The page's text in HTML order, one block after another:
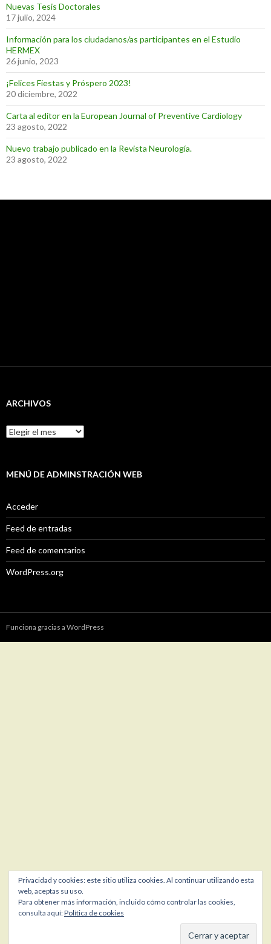
Nuevas Tesis Doctorales
17 julio, 2024
Información para los ciudadanos/as participantes en el Estudio
HERMEX
26 junio, 2023
¡Felices Fiestas y Próspero 2023!
20 diciembre, 2022
Carta al editor en la European Journal of Preventive Cardiology
23 agosto, 2022
Nuevo trabajo publicado en la Revista Neurología.
23 agosto, 2022
ARCHIVOS
Archivos
MENÚ DE ADMINSTRACIÓN WEB
Acceder
Feed de entradas
Feed de comentarios
WordPress.org
Funciona gracias a WordPress
Privacidad y cookies: este sitio utiliza cookies. Al continuar utilizando esta
web, aceptas su uso.
Para obtener más información, incluido cómo controlar las cookies,
consulta aquí:Política de cookies